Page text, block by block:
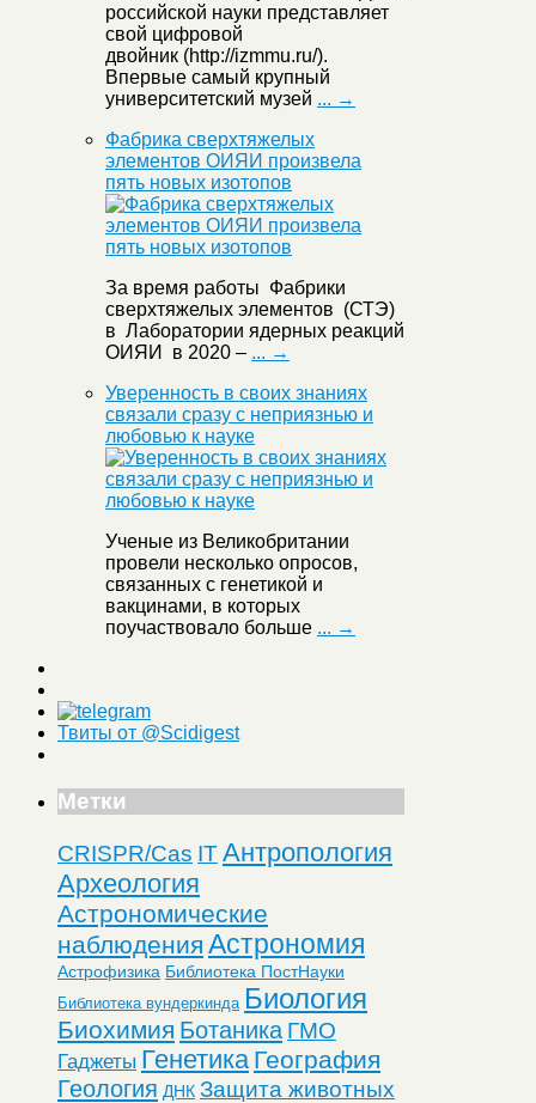
российской науки представляет
свой цифровой
двойник (http://izmmu.ru/).
Впервые самый крупный
университетский музей ... →
Фабрика сверхтяжелых
элементов ОИЯИ произвела
пять новых изотопов
За время работы Фабрики
сверхтяжелых элементов (СТЭ)
в Лаборатории ядерных реакций
ОИЯИ в 2020 – ... →
Уверенность в своих знаниях
связали сразу с неприязнью и
любовью к науке
Ученые из Великобритании
провели несколько опросов,
связанных с генетикой и
вакцинами, в которых
поучаствовало больше ... →
Твиты от @Scidigest
Метки
CRISPR/Cas ITАнтропология
Археология
Астрономические
наблюдения Астрономия
Астрофизика Библиотека ПостНауки
Библиотека вундеркинда Биология
Биохимия Ботаника ГМО
Гаджеты Генетика География
Геология ДНК Защита животных